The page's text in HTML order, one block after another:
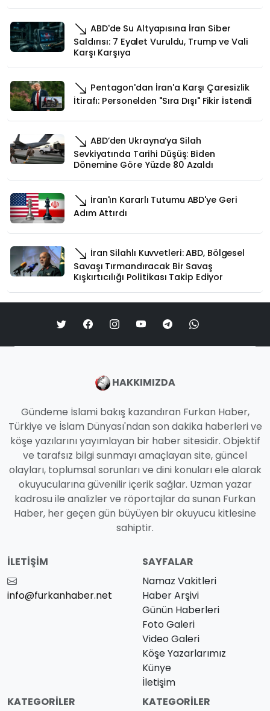
ABD'de Su Altyapısına İran Siber
Saldırısı: 7 Eyalet Vuruldu, Trump ve Vali
Karşı Karşıya
Pentagon'dan İran'a Karşı Çaresizlik
İtirafı: Personelden "Sıra Dışı" Fikir İstendi
ABD’den Ukrayna’ya Silah
Sevkiyatında Tarihi Düşüş: Biden
Dönemine Göre Yüzde 80 Azaldı
İran'ın Kararlı Tutumu ABD'ye Geri
Adım Attırdı
İran Silahlı Kuvvetleri: ABD, Bölgesel
Savaşı Tırmandıracak Bir Savaş
Kışkırtıcılığı Politikası Takip Ediyor
HAKKIMIZDA
Gündeme İslami bakış kazandıran Furkan Haber,
Türkiye ve İslam Dünyası'ndan son dakika haberleri ve
köşe yazılarını yayımlayan bir haber sitesidir. Objektif
ve tarafsız bilgi sunmayı amaçlayan site, güncel
olayları, toplumsal sorunları ve dini konuları ele alarak
okuyucularına güvenilir içerik sağlar. Uzman yazar
kadrosu ile analizler ve röportajlar da sunan Furkan
Haber, her geçen gün büyüyen bir okuyucu kitlesine
sahiptir.
İLETIŞIM
info@furkanhaber.net
SAYFALAR
Namaz Vakitleri
Haber Arşivi
Günün Haberleri
Foto Galeri
Video Galeri
Köşe Yazarlarımız
Künye
İletişim
KATEGORILER
KATEGORILER